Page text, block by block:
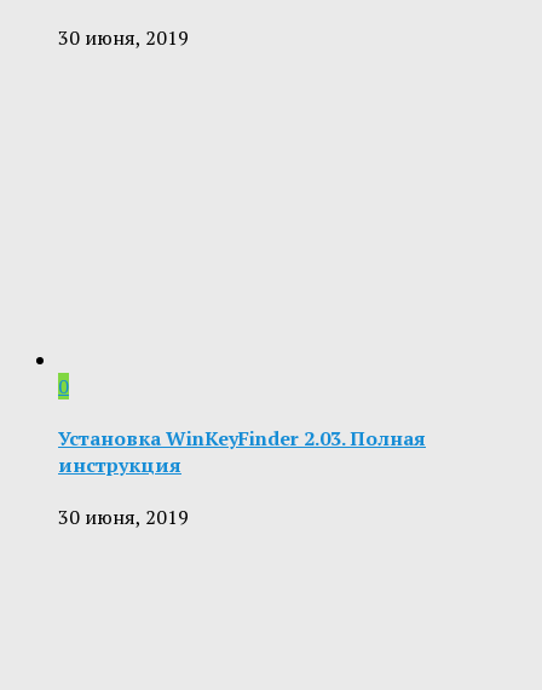
30 июня, 2019
0
Установка WinKeyFinder 2.03. Полная
инструкция
30 июня, 2019